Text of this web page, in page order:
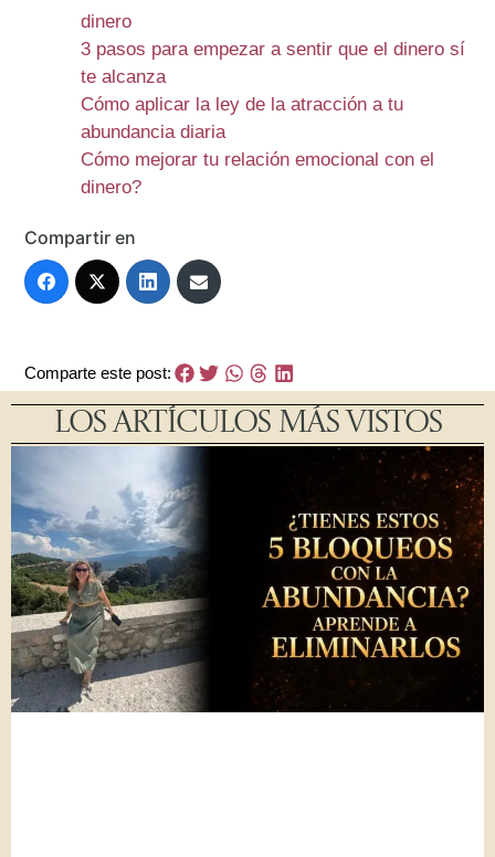
dinero
3 pasos para empezar a sentir que el dinero sí
te alcanza
Cómo aplicar la ley de la atracción a tu
abundancia diaria
Cómo mejorar tu relación emocional con el
dinero?
Compartir en
Comparte este post:
LOS ARTÍCULOS MÁS VISTOS